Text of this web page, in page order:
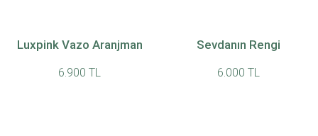
Luxpink Vazo Aranjman
6.900 TL
Sevdanın Rengi
6.000 TL